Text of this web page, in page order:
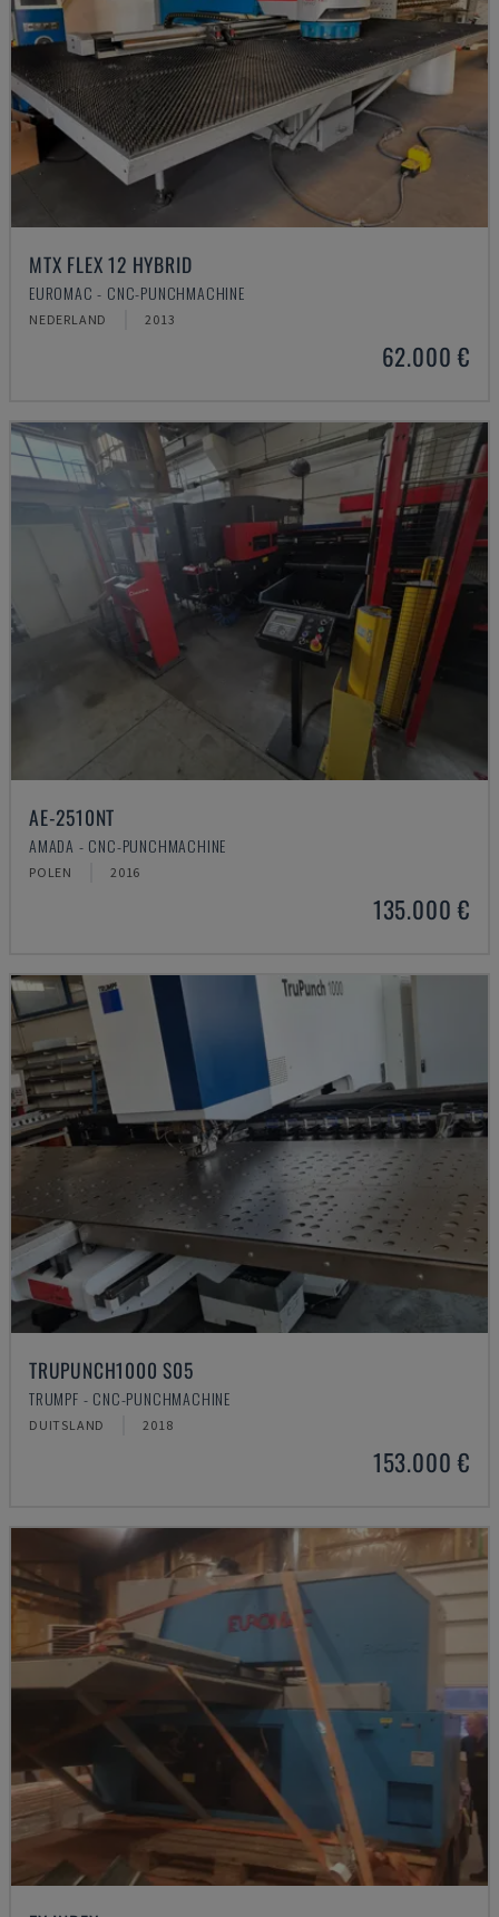
MTX FLEX 12 HYBRID
EUROMAC - CNC-PUNCHMACHINE
NEDERLAND 2013
62.000 €
AE-2510NT
AMADA - CNC-PUNCHMACHINE
POLEN 2016
135.000 €
TRUPUNCH1000 S05
TRUMPF - CNC-PUNCHMACHINE
DUITSLAND 2018
153.000 €